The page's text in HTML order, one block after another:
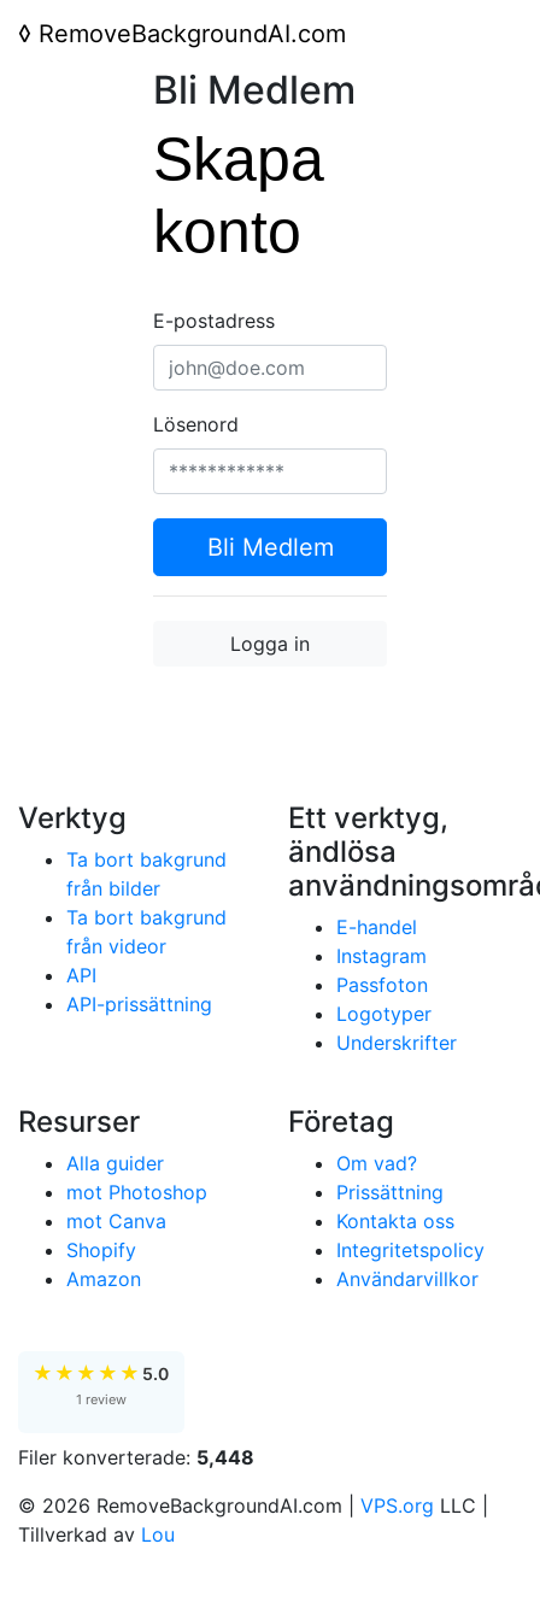
◊ RemoveBackgroundAI.com
Bli Medlem
Skapa
konto
E-postadress
Lösenord
Bli Medlem
Logga in
Verktyg
Ta bort bakgrund
från bilder
Ta bort bakgrund
från videor
API
API-prissättning
Ett verktyg,
ändlösa
E-handel
Instagram
Passfoton
Logotyper
Underskrifter
Resurser
Alla guider
mot Photoshop
mot Canva
Shopify
Amazon
Företag
Om vad?
Prissättning
Kontakta oss
Integritetspolicy
Användarvillkor
★ ★ ★ ★ ★ 5.0
1 review
Filer konverterade: 5,448
© 2026 RemoveBackgroundAI.com | VPS.org LLC |
Tillverkad av Lou